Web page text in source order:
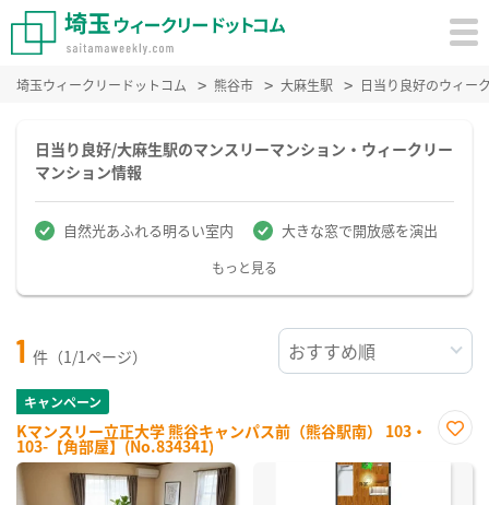
埼玉ウィークリードットコム 熊谷市 大麻生駅 日当り良好のウィー
日当り良好/大麻生駅のマンスリーマンション・ウィークリー
マンション情報
自然光あふれる明るい室内 大きな窓で開放感を演出
もっと見る
1 件（1/1ページ）
キャンペーン
Kマンスリー立正大学 熊谷キャンパス前（熊谷駅南） 103・
103-【角部屋】(No.834341)
に入